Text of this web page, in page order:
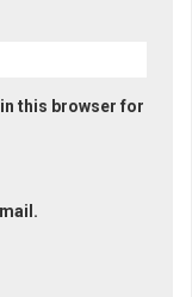
this browser for